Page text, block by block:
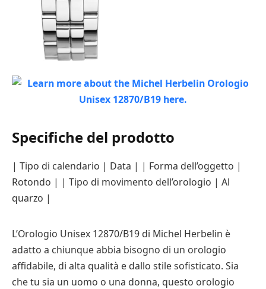
Specifiche del prodotto
| Tipo di calendario | Data | | Forma dell’oggetto |
Rotondo | | Tipo di movimento dell’orologio | Al
quarzo |
L’Orologio Unisex 12870/B19 di Michel Herbelin è
adatto a chiunque abbia bisogno di un orologio
affidabile, di alta qualità e dallo stile sofisticato. Sia
che tu sia un uomo o una donna, questo orologio